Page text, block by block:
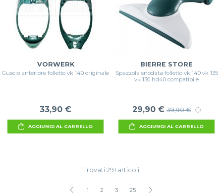
VORWERK
Guscio anteriore folletto vk 140 originale
33,90 €
AGGIUNGI AL CARRELLO
BIERRE STORE
Spazzola snodata folletto vk 140 vk 135
vk 130 hd40 compatibile
29,90 € 39,90 €
AGGIUNGI AL CARRELLO
Trovati 291 articoli
1 2 3 25